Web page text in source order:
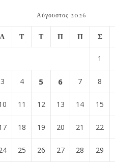
Αύγουστος 2026
Δ Τ Τ Π Π Σ
1
3 4 5 6 7 8
11 12 13 14 15
18 19 20 21 22
25 26 27 28 29